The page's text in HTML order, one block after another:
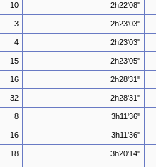
10 2h22'08''
3 2h23'03''
4 2h23'03''
15 2h23'05''
16 2h28'31''
32 2h28'31''
8 3h11'36''
16 3h11'36''
18 3h20'14''